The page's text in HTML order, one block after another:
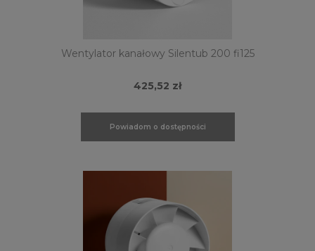
Wentylator kanałowy Silentub 200 fi125
425,52 zł
Powiadom o dostępności